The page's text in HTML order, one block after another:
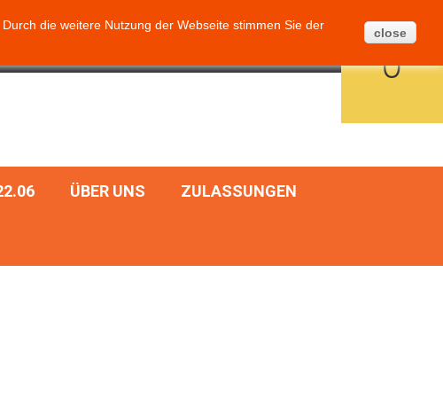
WARENKORB
0
ÜBER UNS ZULASSUNGEN
die weitere Nutzung der Webseite stimmen Sie der
close